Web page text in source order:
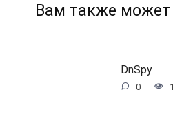
Вам также может
DnSpy
0